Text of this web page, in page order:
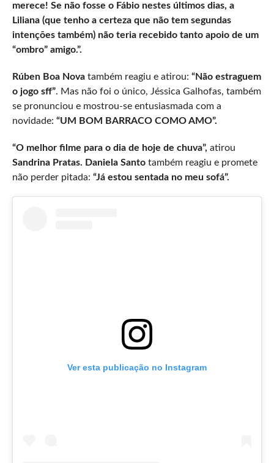
merece! Se não fosse o Fábio nestes últimos dias, a
Liliana (que tenho a certeza que não tem segundas
intenções também) não teria recebido tanto apoio de um
“ombro” amigo.”.
Rúben Boa Nova também reagiu e atirou: “Não estraguem
o jogo sff”. Mas não foi o único, Jéssica Galhofas, também
se pronunciou e mostrou-se entusiasmada com a
novidade: “UM BOM BARRACO COMO AMO”.
“O melhor filme para o dia de hoje de chuva”, atirou
Sandrina Pratas. Daniela Santotambém reagiu e promete
não perder pitada: “Já estou sentada no meu sofá”.
Ver esta publicação no Instagram